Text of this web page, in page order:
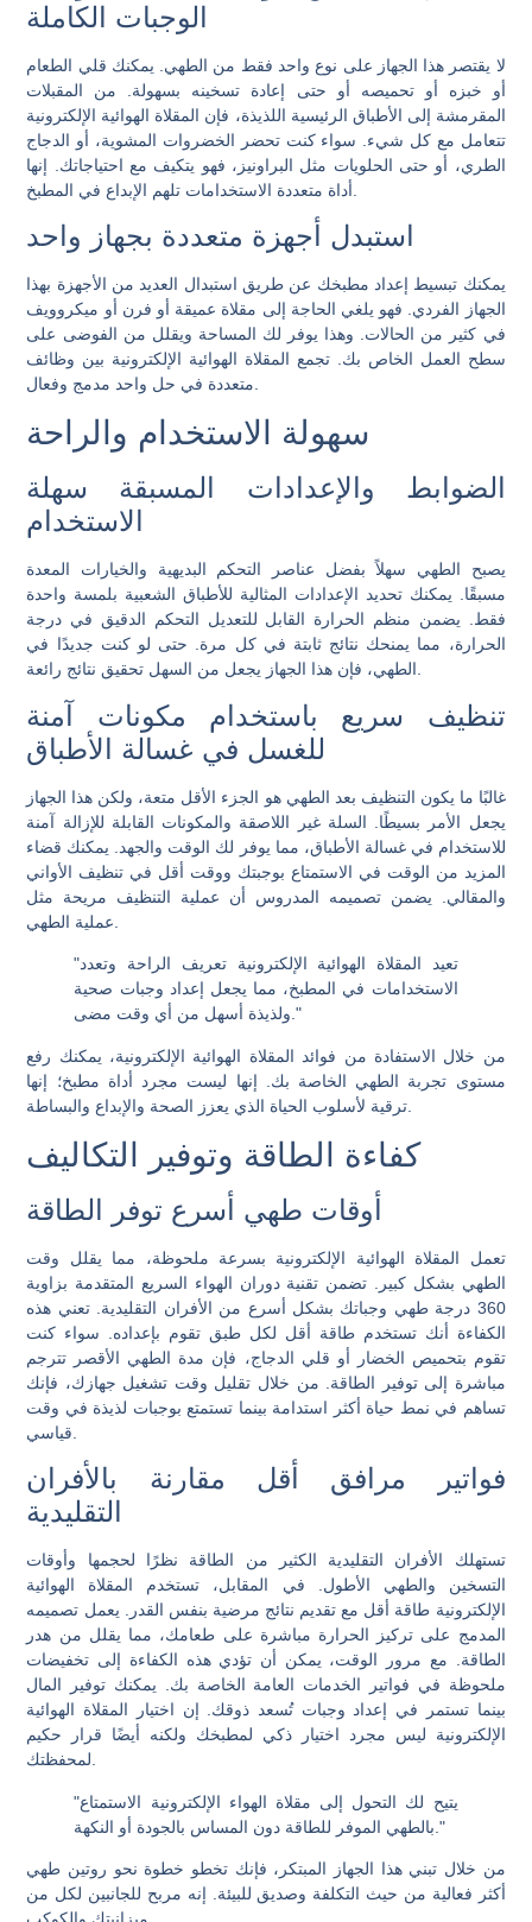
الوجبات الكاملة
لا يقتصر هذا الجهاز على نوع واحد فقط من الطهي. يمكنك قلي الطعام
أو خبزه أو تحميصه أو حتى إعادة تسخينه بسهولة. من المقبلات
المقرمشة إلى الأطباق الرئيسية اللذيذة، فإن المقلاة الهوائية الإلكترونية
تتعامل مع كل شيء. سواء كنت تحضر الخضروات المشوية، أو الدجاج
الطري، أو حتى الحلويات مثل البراونيز، فهو يتكيف مع احتياجاتك. إنها
استبدل أجهزة متعددة بجهاز واحد
يمكنك تبسيط إعداد مطبخك عن طريق استبدال العديد من الأجهزة بهذا
الجهاز الفردي. فهو يلغي الحاجة إلى مقلاة عميقة أو فرن أو ميكروويف
في كثير من الحالات. وهذا يوفر لك المساحة ويقلل من الفوضى على
سطح العمل الخاص بك. تجمع المقلاة الهوائية الإلكترونية بين وظائف
سهولة الاستخدام والراحة
الضوابط والإعدادات المسبقة سهلة
الاستخدام
يصبح الطهي سهلاً بفضل عناصر التحكم البديهية والخيارات المعدة
مسبقًا. يمكنك تحديد الإعدادات المثالية للأطباق الشعبية بلمسة واحدة
فقط. يضمن منظم الحرارة القابل للتعديل التحكم الدقيق في درجة
الحرارة، مما يمنحك نتائج ثابتة في كل مرة. حتى لو كنت جديدًا في
الطهي، فإن هذا الجهاز يجعل من السهل تحقيق نتائج رائعة.
تنظيف سريع باستخدام مكونات آمنة
للغسل في غسالة الأطباق
غالبًا ما يكون التنظيف بعد الطهي هو الجزء الأقل متعة، ولكن هذا الجهاز
يجعل الأمر بسيطًا. السلة غير اللاصقة والمكونات القابلة للإزالة آمنة
للاستخدام في غسالة الأطباق، مما يوفر لك الوقت والجهد. يمكنك قضاء
المزيد من الوقت في الاستمتاع بوجبتك ووقت أقل في تنظيف الأواني
والمقالي. يضمن تصميمه المدروس أن عملية التنظيف مريحة مثل
"تعيد المقلاة الهوائية الإلكترونية تعريف الراحة وتعدد
الاستخدامات في المطبخ، مما يجعل إعداد وجبات صحية
ولذيذة أسهل من أي وقت مضى."
من خلال الاستفادة من فوائد المقلاة الهوائية الإلكترونية، يمكنك رفع
مستوى تجربة الطهي الخاصة بك. إنها ليست مجرد أداة مطبخ؛ إنها
كفاءة الطاقة وتوفير التكاليف
أوقات طهي أسرع توفر الطاقة
تعمل المقلاة الهوائية الإلكترونية بسرعة ملحوظة، مما يقلل وقت
الطهي بشكل كبير. تضمن تقنية دوران الهواء السريع المتقدمة بزاوية
360 درجة طهي وجباتك بشكل أسرع من الأفران التقليدية. تعني هذه
الكفاءة أنك تستخدم طاقة أقل لكل طبق تقوم بإعداده. سواء كنت
تقوم بتحميص الخضار أو قلي الدجاج، فإن مدة الطهي الأقصر تترجم
مباشرة إلى توفير الطاقة. من خلال تقليل وقت تشغيل جهازك، فإنك
تساهم في نمط حياة أكثر استدامة بينما تستمتع بوجبات لذيذة في وقت
فواتير مرافق أقل مقارنة بالأفران
التقليدية
تستهلك الأفران التقليدية الكثير من الطاقة نظرًا لحجمها وأوقات
التسخين والطهي الأطول. في المقابل، تستخدم المقلاة الهوائية
الإلكترونية طاقة أقل مع تقديم نتائج مرضية بنفس القدر. يعمل تصميمه
المدمج على تركيز الحرارة مباشرة على طعامك، مما يقلل من هدر
الطاقة. مع مرور الوقت، يمكن أن تؤدي هذه الكفاءة إلى تخفيضات
ملحوظة في فواتير الخدمات العامة الخاصة بك. يمكنك توفير المال
بينما تستمر في إعداد وجبات تُسعد ذوقك. إن اختيار المقلاة الهوائية
الإلكترونية ليس مجرد اختيار ذكي لمطبخك ولكنه أيضًا قرار حكيم
لمحفظتك.
"يتيح لك التحول إلى مقلاة الهواء الإلكترونية الاستمتاع
بالطهي الموفر للطاقة دون المساس بالجودة أو النكهة."
من خلال تبني هذا الجهاز المبتكر، فإنك تخطو خطوة نحو روتين طهي
أكثر فعالية من حيث التكلفة وصديق للبيئة. إنه مربح للجانبين لكل من